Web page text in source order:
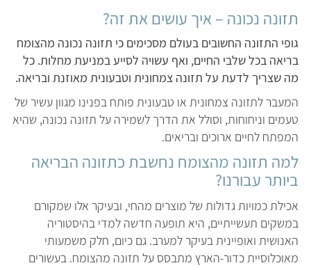
תזונה נכונה – איך עושים את זה?
גופי התזונה החשובים בעולם מסכימים כי תזונה נכונה מהצומח
בריאה בכל שלבי החיים, ואף עשויה לסייע במניעת מחלות. כל
מה שצריך לדעת על תזונה צמחונית וטבעונית מאוזנת ובריאה.
המעבר לתזונה צמחונית או טבעונית פותח בפנינו מגוון עשיר של
טעמים וניחוחות, וסולל את הדרך לשמירה על תזונה נכונה, שהיא
המפתח לחיים ארוכים ובריאים.
למה תזונה מהצומח נחשבת כתזונה הבריאה
ביותר עבורנו?
אכילת כמויות גדולות של מוצרים מהחי, ובעיקר אלו שמקורם
במשקים תעשייתיים, היא תופעה חדשה למדי בהיסטוריה
האנושית ואופיינית בעיקר למערב. גם כיום, חלק משמעותי
מאוכלוסיית כדור-הארץ מתבסס על תזונה מהצומח. בעשורים